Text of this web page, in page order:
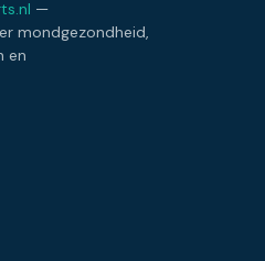
—
mondgezondheid,
en